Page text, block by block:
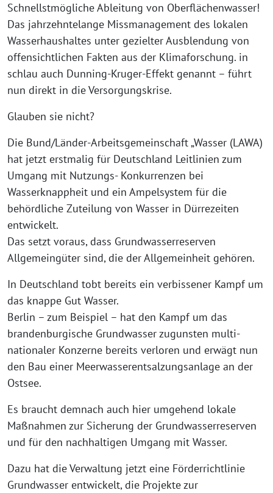
Schnellstmögliche Ableitung von Oberflächenwasser!
Das jahrzehntelange Missmanagement des lokalen
Wasserhaushaltes unter gezielter Ausblendung von
offensichtlichen Fakten aus der Klimaforschung. in
schlau auch Dunning-Kruger-Effekt genannt – führt
nun direkt in die Versorgungskrise.
Glauben sie nicht?
Die Bund/Länder-Arbeitsgemeinschaft „Wasser (LAWA)
hat jetzt erstmalig für Deutschland Leitlinien zum
Umgang mit Nutzungs- Konkurrenzen bei
Wasserknappheit und ein Ampelsystem für die
behördliche Zuteilung von Wasser in Dürrezeiten
entwickelt.
Das setzt voraus, dass Grundwasserreserven
Allgemeingüter sind, die der Allgemeinheit gehören.
In Deutschland tobt bereits ein verbissener Kampf um
das knappe Gut Wasser.
Berlin – zum Beispiel – hat den Kampf um das
brandenburgische Grundwasser zugunsten multi-
nationaler Konzerne bereits verloren und erwägt nun
den Bau einer Meerwasserentsalzungsanlage an der
Ostsee.
Es braucht demnach auch hier umgehend lokale
Maßnahmen zur Sicherung der Grundwasserreserven
und für den nachhaltigen Umgang mit Wasser.
Dazu hat die Verwaltung jetzt eine Förderrichtlinie
Grundwasser entwickelt, die Projekte zur